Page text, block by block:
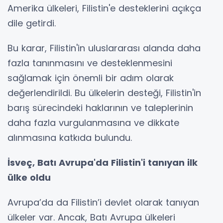
Amerika ülkeleri, Filistin'e desteklerini açıkça
dile getirdi.
Bu karar, Filistin'in uluslararası alanda daha
fazla tanınmasını ve desteklenmesini
sağlamak için önemli bir adım olarak
değerlendirildi. Bu ülkelerin desteği, Filistin'in
barış sürecindeki haklarının ve taleplerinin
daha fazla vurgulanmasına ve dikkate
alınmasına katkıda bulundu.
İsveç, Batı Avrupa'da Filistin'i tanıyan ilk
ülke oldu
Avrupa’da da Filistin’i devlet olarak tanıyan
ülkeler var. Ancak, Batı Avrupa ülkeleri